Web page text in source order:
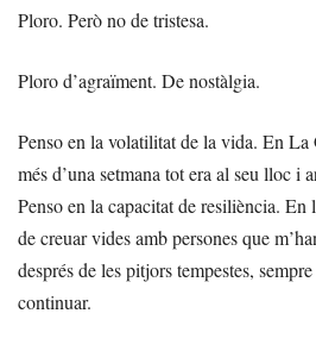
Ploro. Però no de tristesa.
Ploro d’agraïment. De nostàlgia.
Penso en la volatilitat de la vida. En
més d’una setmana tot era al seu lloc i
Penso en la capacitat de resiliència. En
de creuar vides amb persones que
després de les pitjors tempestes,
continuar.